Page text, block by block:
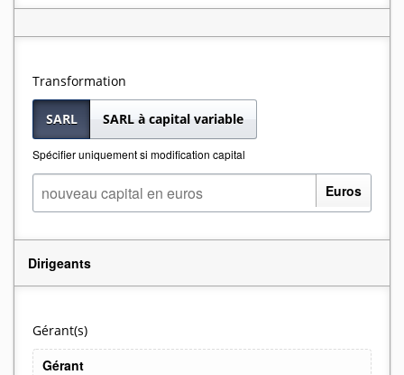
Transformation
SARL SARL à capital variable
Spécifier uniquement si modification capital
Euros
Dirigeants
Gérant(s)
Gérant